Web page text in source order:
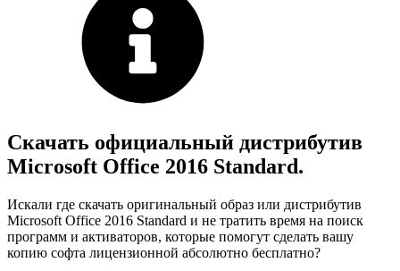
Скачать официальный дистрибутив
Microsoft Office 2016 Standard.
Искали где скачать оригинальный образ или дистрибутив
Microsoft Office 2016 Standard и не тратить время на поиск
программ и активаторов, которые помогут сделать вашу
копию софта лицензионной абсолютно бесплатно?